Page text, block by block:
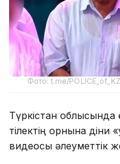
Фото: t.me/POLICE_of_KZ
Түркістан облысында
тілектің орнына діни
видеосы әлеуметтік